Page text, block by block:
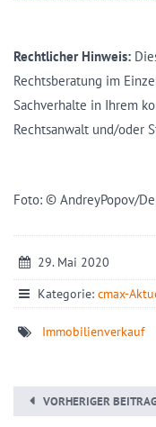
Rechtlicher Hinweis:
Rechtsberatung im
Sachverhalte in Ihrem
Rechtsanwalt und/oder
Foto: © AndreyPopov/
29. Mai 2020
Kategorie: cmax-
Immobilienverkauf
VORHERIGER